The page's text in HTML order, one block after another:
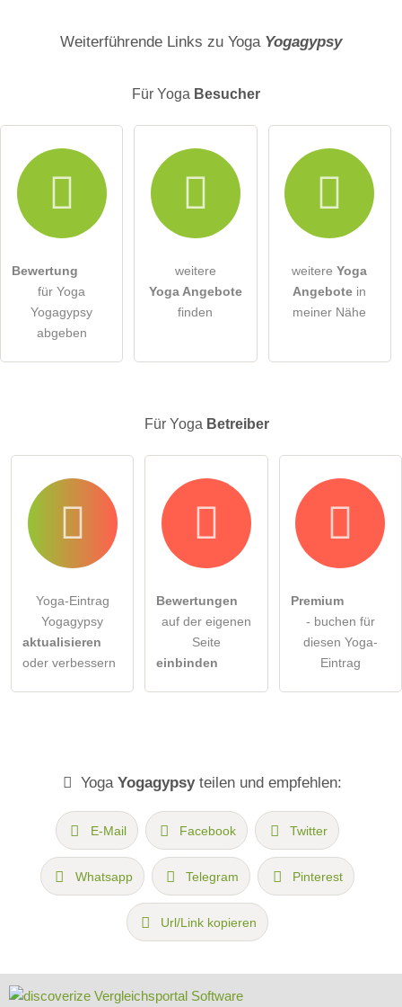
E-Mail-Adresse (wird nicht veröffentlicht)
Hiermit akzeptiere ich die .
öffentliche Frage stellen Abbrechen
Hinweis:
Weiterführende Links zu Yoga Yogagypsy
Für Yoga Besucher
Bewertung
für Yoga
Yogagypsy
abgeben
weitere
Yoga Angebote
finden
weitereYoga
Angebote in
meiner Nähe
Für Yoga Betreiber
Yoga-Eintrag
Yogagypsy
aktualisieren
oder verbessern
Bewertungen
auf der eigenen
Seite
einbinden
Premium
- buchen für
diesen Yoga-
Eintrag
YogaYogagypsyteilen und empfehlen:
E-Mail Facebook Twitter
Whatsapp Telegram Pinterest
Url/Link kopieren